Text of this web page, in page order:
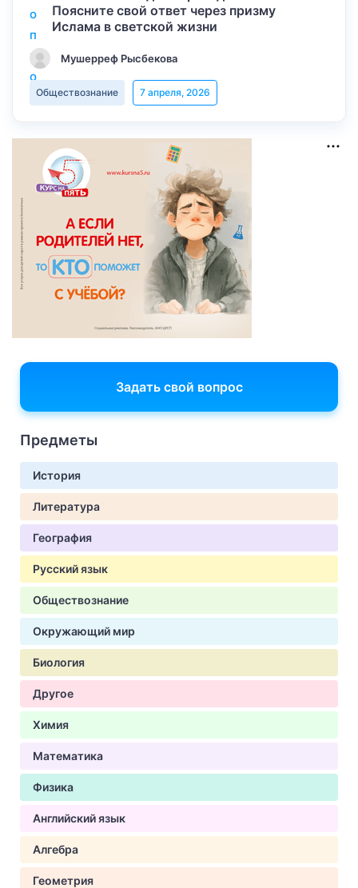
Поясните свой ответ через призму
Ислама в светской жизни
Мушерреф Рысбекова
Обществознание 7 апреля, 2026
Задать свой вопрос
Предметы
История
Литература
География
Русский язык
Обществознание
Окружающий мир
Биология
Другое
Химия
Математика
Физика
Английский язык
Алгебра
Геометрия